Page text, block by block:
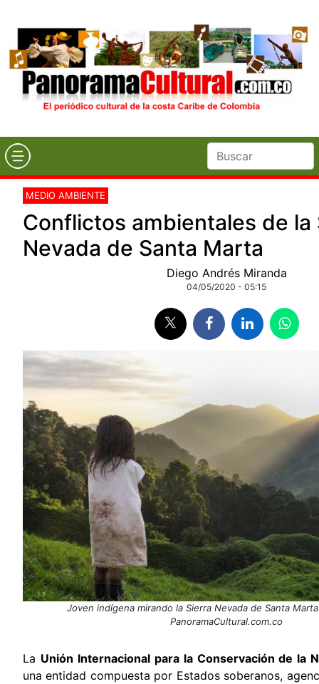
MEDIO AMBIENTE
Conflictos ambientales de la
Nevada de Santa Marta
Diego Andrés Miranda
04/05/2020 - 05:15
Joven indígena mirando la Sierra Nevada de Santa
PanoramaCultural.com.co
La Unión Internacional para la Conservación de la
una entidad compuesta por Estados soberanos,